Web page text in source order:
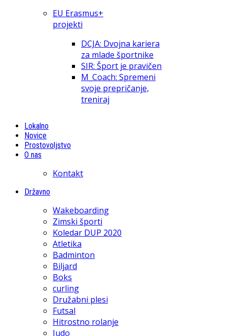
EU Erasmus+
projekti
DCJA: Dvojna kariera
za mlade športnike
SIR: Šport je pravičen
M_Coach: Spremeni
svoje prepričanje,
treniraj
Lokalno
Novice
Prostovoljstvo
O nas
Kontakt
Državno
Wakeboarding
Zimski športi
Koledar DUP 2020
Atletika
Badminton
Biljard
Boks
curling
Družabni plesi
Futsal
Hitrostno rolanje
Judo